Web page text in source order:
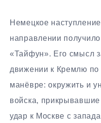
Немецкое
направлении
«Тайфун». Его смысл
движении к Кремлю
манёвре: окружить и
войска, прикрывавшие
удар к Москве с